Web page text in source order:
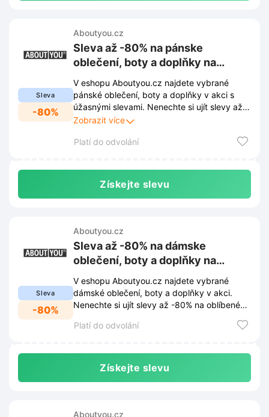
Sleva
-80%
Aboutyou.cz
Sleva až -80% na pánske
oblečení, boty a doplňky na
Aboutyou.cz
V eshopu Aboutyou.cz najdete vybrané
pánské oblečení, boty a doplňky v akci s
úžasnými slevami. Nenechte si ujít slevy až
-80% a obohaťte svůj šatník za skvělé ceny.
Zobrazit více
Platí do odvolání
Získejte slevu
Sleva
-80%
Aboutyou.cz
Sleva až -80% na dámske
oblečení, boty a doplňky na
Aboutyou.cz
V eshopu Aboutyou.cz najdete vybrané
dámské oblečení, boty a doplňky v akci.
Nenechte si ujít slevy až -80% na oblíbené
Platí do odvolání
Získejte slevu
Aboutyou.cz